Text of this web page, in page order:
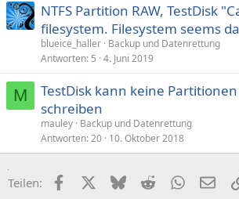
NTFS Partition RAW, TestDisk
filesystem. Filesystem seems
blueice_haller Backup und Datenrettung
Antworten 5 4. Juni 2019
M
TestDisk kann keine
schreiben
mauley Backup und Datenrettung
Antworten 20 10. Oktober 2018
Teilen: FacebookX (Twitter)
BlueskyReddit E-